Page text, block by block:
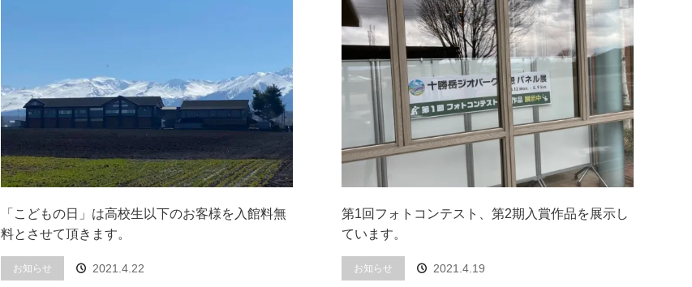
「こどもの日」は高校生以下のお客様を入館料無
料とさせて頂きます。
お知らせ 2021.4.22
第1回フォトコンテスト、第2期入賞作品を展示し
ています。
お知らせ 2021.4.19